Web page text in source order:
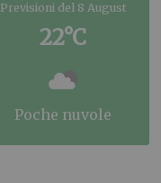
Previsioni del 8 August
22°C
poche nuvole